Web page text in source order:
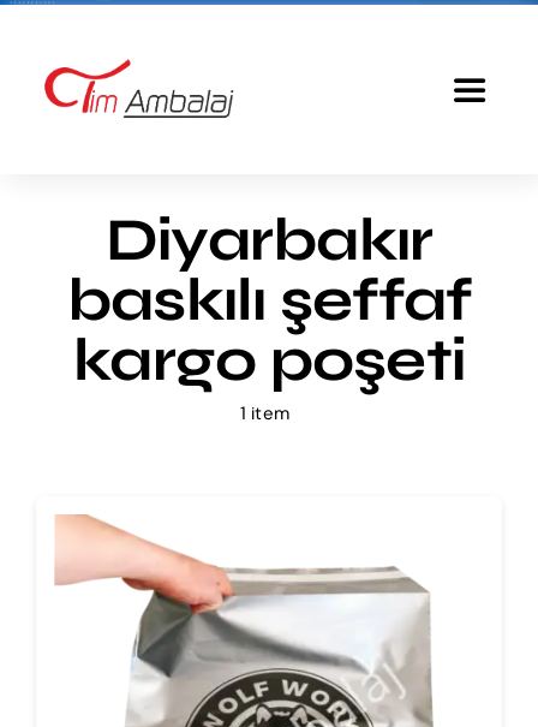
content
Toggle
Baskılı Poşet
Ürünlerimiz
İmalat
Diyarbakır
baskılı şeffaf
kargo poşeti
1 item